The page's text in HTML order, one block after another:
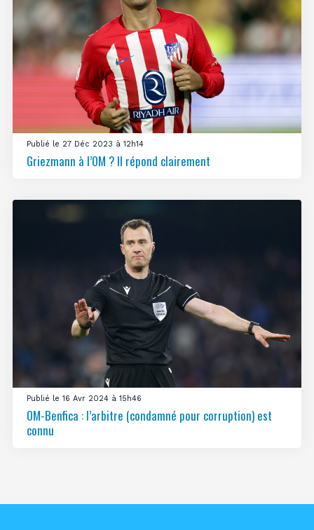
Publié le 27 Déc 2023 à 12h14
Griezmann à l’OM ? Il répond clairement
Publié le 16 Avr 2024 à 15h46
OM-Benfica : l’arbitre (condamné pour corruption) est
connu